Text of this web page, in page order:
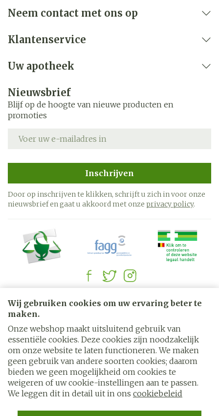
Wij gebruiken cookies om uw ervaring beter te
maken.
Onze webshop maakt uitsluitend gebruik van
essentiële cookies. Deze cookies zijn noodzakelijk
om onze website te laten functioneren. We maken
geen gebruik van andere soorten cookies; daarom
bieden we geen mogelijkheid om cookies te
weigeren of uw cookie-instellingen aan te passen.
We leggen dit in detail uit in ons cookiebeleid
Neem contact met ons op
Klantenservice
Uw apotheek
Nieuwsbrief
Blijf op de hoogte van nieuwe producten en
promoties
Inschrijven
Door op inschrijven te klikken, schrijft u zich in voor onze
nieuwsbrief en gaat u akkoord met onze privacy policy.
Juridische links